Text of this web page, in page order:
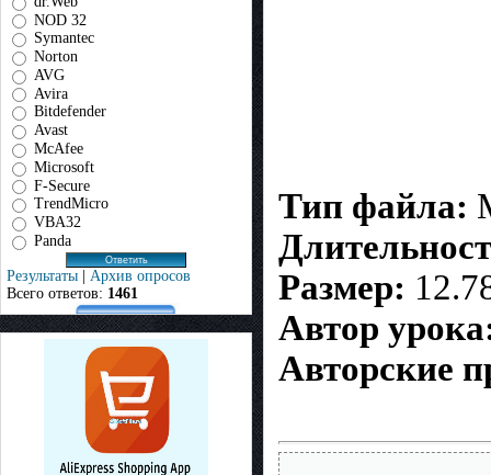
NOD 32
Symantec
Norton
AVG
Avira
Bitdefender
Avast
McAfee
Microsoft
F-Secure
TrendMicro
VBA32
Panda
Результаты | Архив опросов
Всего ответов: 1461
Тип файла:
Размер:
Автор
Авторские